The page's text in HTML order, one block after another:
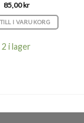
85,00kr
I VARUKORG
2 i lager